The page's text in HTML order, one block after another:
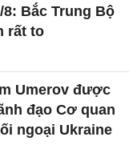
8: Bắc Trung Bộ
rất to
Umerov được
đạo Cơ quan
ngoại Ukraine